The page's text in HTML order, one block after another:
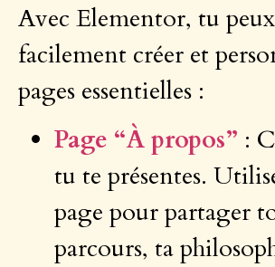
Avec Elementor, tu peux
facilement créer et
pages essentielles :
Page “À propos” :
tu te présentes.
page pour partager
parcours, ta